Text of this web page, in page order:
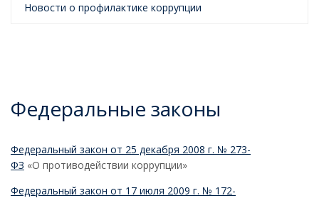
Новости о профилактике коррупции
Федеральные законы
Федеральный закон от 25 декабря 2008 г. № 273-
ФЗ «О противодействии коррупции»
Федеральный закон от 17 июля 2009 г. № 172-